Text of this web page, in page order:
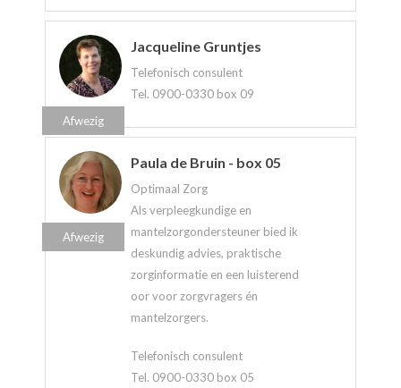
Jacqueline Gruntjes
Telefonisch consulent
Tel. 0900-0330 box 09
Afwezig
Paula de Bruin - box 05
Optimaal Zorg
Als verpleegkundige en
mantelzorgondersteuner bied ik
deskundig advies, praktische
zorginformatie en een luisterend
oor voor zorgvragers én
mantelzorgers.
Telefonisch consulent
Tel. 0900-0330 box 05
Afwezig